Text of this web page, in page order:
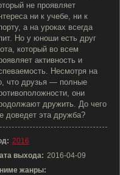
не проявляет
ни к учебе, ни к
а на уроках всегда
Но у юноши есть друг
который во всем
активность и
Несмотря на
что друзья — полные
они
дружить. До чего
доведет эта дружба?
2016
выхода: 2016-04-09
жанры: